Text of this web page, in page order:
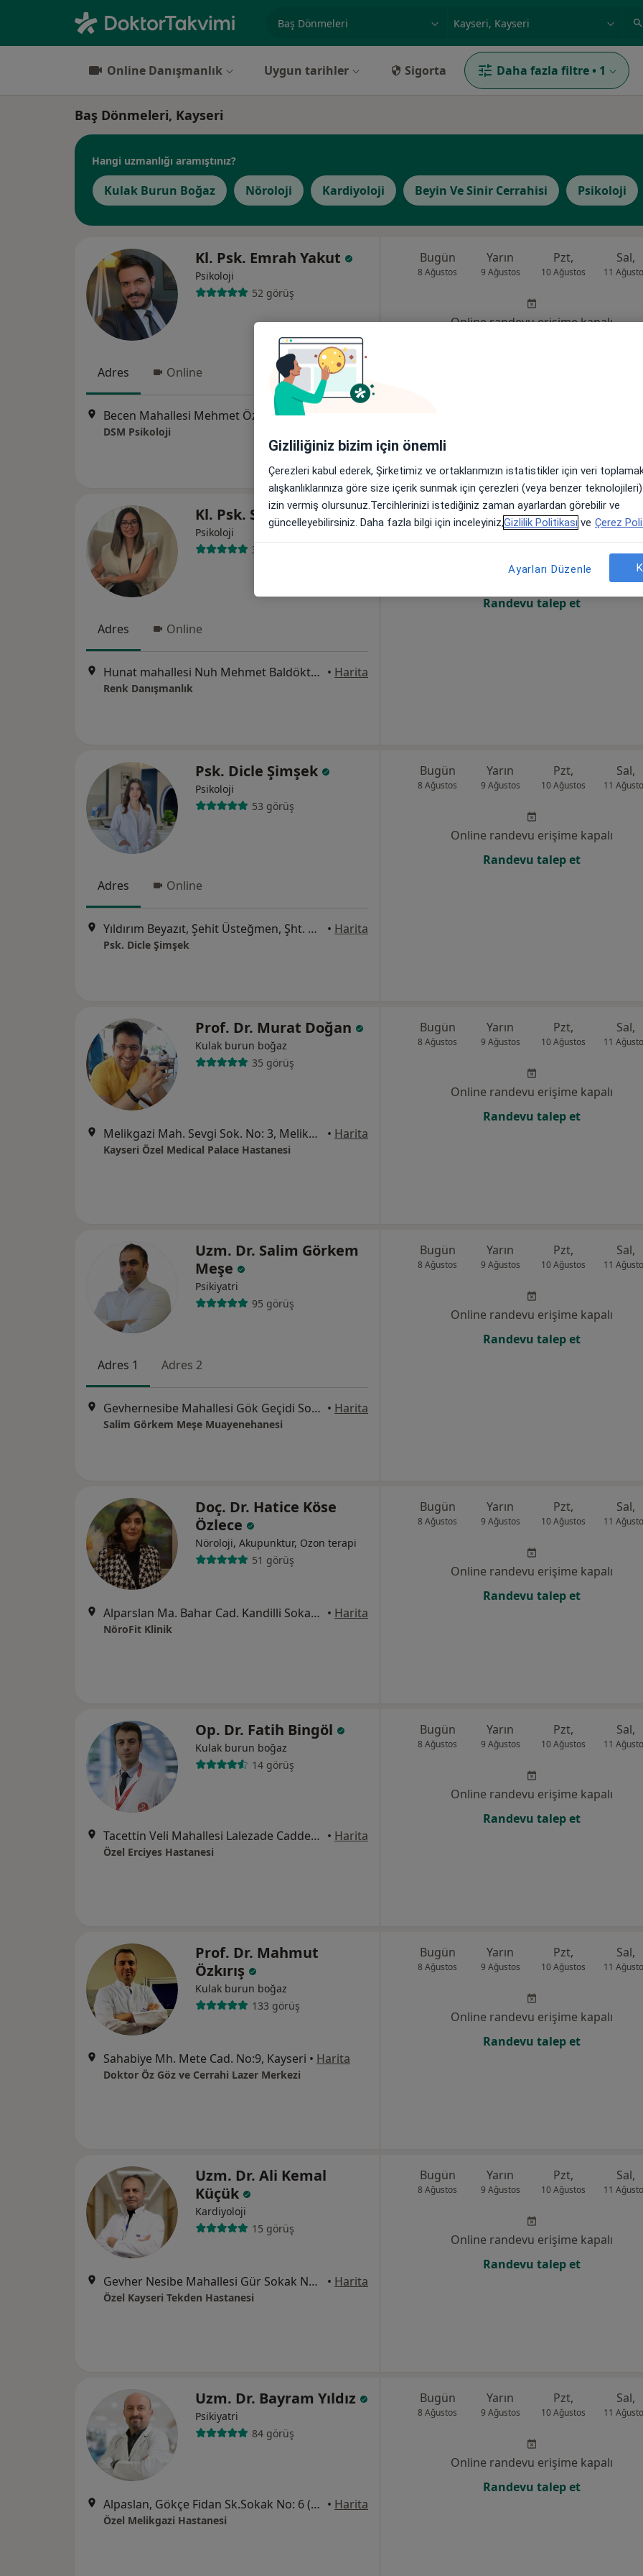
Online Danışmanlık Uygun tarihler Sigorta Daha fazla filtre • 1
Baş Dönmeleri, Kayseri
Hangi uzmanlığı aramıştınız?
Kulak Burun Boğaz Nöroloji Kardiyoloji Beyin Ve Sinir Cerrahisi Psikoloji
Kl. Psk. Emrah Yakut
Psikoloji
52 görüş
Adres Online
DSM Psikoloji
Bugün
8 Ağustos
Yarın
9 Ağustos
Pzt,
10 Ağustos
Sal,
11
Online randevu erişime kapalı
Kl. Psk. Süheyla Şahin
Psikoloji
39 görüş
Adres Online
Hunat mahallesi Nuh Mehmet Baldöktü sokak Gürcüoğlu Plaza kat:2 No:8, Kayseri • Harita
Renk Danışmanlık
Bugün
8 Ağustos
Yarın
9 Ağustos
Pzt,
10 Ağustos
Sal,
11
Online randevu erişime kapalı
Randevu talep et
Psk. Dicle Şimşek
Psikoloji
53 görüş
Adres Online
Yıldırım Beyazıt, Şehit Üsteğmen, Şht. Üst. Mustafa Şimşek Blv. No: 160/A, 38220 Melikgazi/Kayseri Kayseri, turkey Kayseri, turkey, Kayseri • Harita
Psk. Dicle Şimşek
Bugün
8 Ağustos
Yarın
9 Ağustos
Pzt,
10 Ağustos
Sal,
11
Online randevu erişime kapalı
Randevu talep et
Prof. Dr. Murat Doğan
Kulak burun boğaz
35 görüş
Melikgazi Mah. Sevgi Sok. No: 3, Melikgazi • Harita
Kayseri Özel Medical Palace Hastanesi
Bugün
8 Ağustos
Yarın
9 Ağustos
Pzt,
10 Ağustos
Sal,
11
Online randevu erişime kapalı
Randevu talep et
Uzm. Dr. Salim Görkem
Meşe
Psikiyatri
95 görüş
Adres 1 Adres 2
Gevhernesibe Mahallesi Gök Geçidi Sokak No:29/32, Erdem Plaza, Kocasinan • Harita
Salim Görkem Meşe Muayenehanesi
Bugün
8 Ağustos
Yarın
9 Ağustos
Pzt,
10 Ağustos
Sal,
11
Online randevu erişime kapalı
Randevu talep et
Doç. Dr. Hatice Köse
Özlece
Nöroloji, Akupunktur, Ozon terapi
51 görüş
Alparslan Ma. Bahar Cad. Kandilli Sokak, Yakamoz Apartmanı 6 No:22 Melikgazi, Melikgazi • Harita
NöroFit Klinik
Bugün
8 Ağustos
Yarın
9 Ağustos
Pzt,
10 Ağustos
Sal,
11
Online randevu erişime kapalı
Randevu talep et
Op. Dr. Fatih Bingöl
Kulak burun boğaz
14 görüş
Tacettin Veli Mahallesi Lalezade Caddesi No:46, Melikgazi • Harita
Özel Erciyes Hastanesi
Bugün
8 Ağustos
Yarın
9 Ağustos
Pzt,
10 Ağustos
Sal,
11
Online randevu erişime kapalı
Randevu talep et
Prof. Dr. Mahmut
Özkırış
Kulak burun boğaz
133 görüş
Sahabiye Mh. Mete Cad. No:9, Kayseri • Harita
Doktor Öz Göz ve Cerrahi Lazer Merkezi
Bugün
8 Ağustos
Yarın
9 Ağustos
Pzt,
10 Ağustos
Sal,
11
Online randevu erişime kapalı
Randevu talep et
Uzm. Dr. Ali Kemal
Küçük
Kardiyoloji
15 görüş
Gevher Nesibe Mahallesi Gür Sokak No : 4, Kocasinan • Harita
Özel Kayseri Tekden Hastanesi
Bugün
8 Ağustos
Yarın
9 Ağustos
Pzt,
10 Ağustos
Sal,
11
Online randevu erişime kapalı
Randevu talep et
Uzm. Dr. Bayram Yıldız
Psikiyatri
84 görüş
Alpaslan, Gökçe Fidan Sk.Sokak No: 6 (Kayseripark AVM arkası), Melikgazi • Harita
Özel Melikgazi Hastanesi
Bugün
8 Ağustos
Yarın
9 Ağustos
Pzt,
10 Ağustos
Sal,
11
Online randevu erişime kapalı
Randevu talep et
Gizliliğiniz bizim için önemli
Çerezleri kabul ederek, Şirketimiz ve ortaklarımızın istatistikler için veri
alışkanlıklarınıza göre size içerik sunmak için çerezleri (veya benzer
izin vermiş olursunuz.Tercihlerinizi istediğiniz zaman ayarlardan görebilir ve
güncelleyebilirsiniz. Daha fazla bilgi için inceleyiniz,Gizlilik Politikası ve Çerez
Ayarları Düzenle